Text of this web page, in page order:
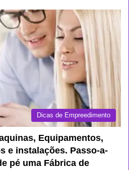
Dicas de Empreedimento
Equipamentos,
e instalações. Passo-a-
pé uma Fábrica de